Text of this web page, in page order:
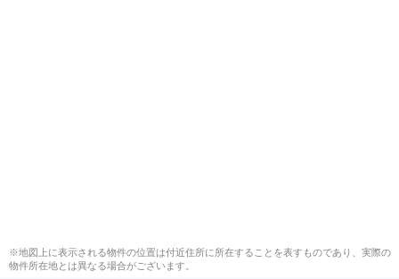
※地図上に表示される物件の位置は付近住所に所在することを表すものであり、実際の
物件所在地とは異なる場合がございます。